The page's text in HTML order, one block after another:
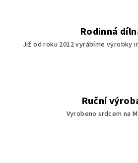
Rodinná
Již od roku 2012 vyrábíme výrobky
Ruční
Vyrobeno srdcem na